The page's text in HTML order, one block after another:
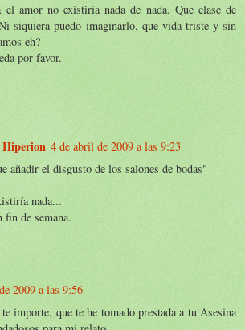
el amor no existiría nada de nada. Que clase de
siquiera puedo imaginarlo, que vida triste y sin
eh?
por favor.
Hiperion 4 de abril de 2009 a las 9:23
añadir el disgusto de los salones de bodas"
nada...
fin de semana.
2009 a las 9:56
importe, que te he tomado prestada a tu Asesina